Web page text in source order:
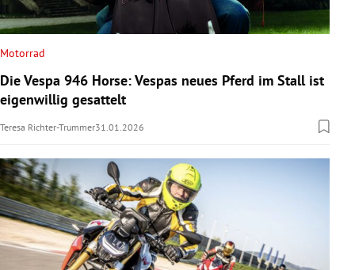
Motorrad
Die Vespa 946 Horse: Vespas neues Pferd im Stall ist
eigenwillig gesattelt
Teresa Richter-Trummer31.01.2026